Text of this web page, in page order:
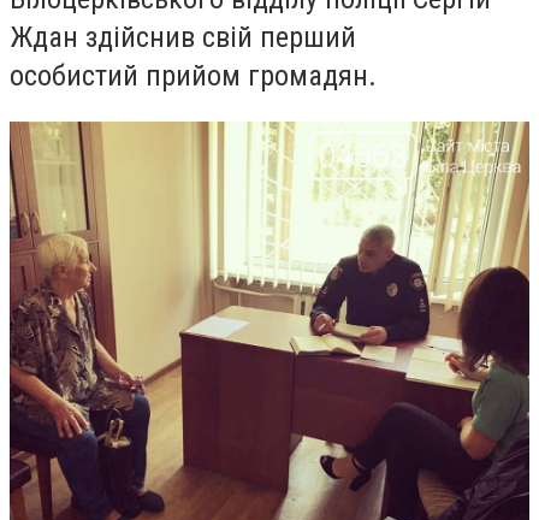
Ждан здійснив свій перший
особистий прийом громадян.